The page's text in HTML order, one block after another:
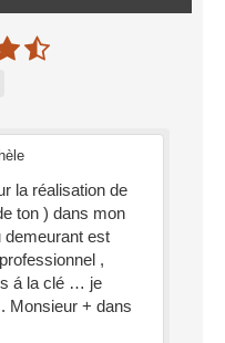
la réalisation de
ton ) dans mon
demeurant est
,
á la clé … je
Monsieur + dans